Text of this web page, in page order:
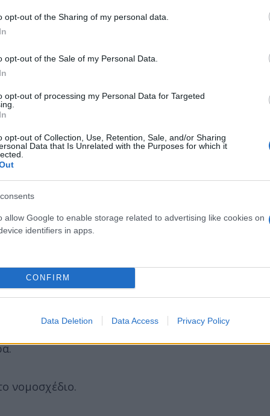
opt-out of the Sharing of my personal data.
opt-out of the Sale of my Personal Data.
opt-out of processing my Personal Data for Targeted
opt-out of Collection, Use, Retention, Sale, and/or Sharing
Data that Is Unrelated with the Purposes for which it
allow Google to enable storage related to advertising like cookies on
identifiers in apps.
CONFIRM
Data Deletion Data Access Privacy Policy
για 13 ώρες και χωρίς πληρωμή υπερωριών.
+40% προσαύξηση στην αμοιβή.
να δουλέψει παραπάνω από 9 ώρες και
και της υπερεργασίας με +20% και για τις ώρες
με την οποία θα μπορεί ο εργοδότης να
νομοσχέδιο.